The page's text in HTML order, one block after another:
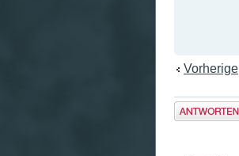
Vorherige
Antwort
erstellen